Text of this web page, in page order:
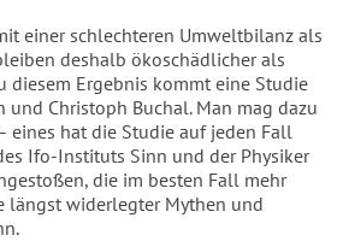
einer schlechteren Umweltbilanz als
deshalb ökoschädlicher als
diesem Ergebnis kommt eine Studie
und Christoph Buchal. Man mag dazu
eines hat die Studie auf jeden Fall
Ifo-Instituts Sinn und der Physiker
die im besten Fall mehr
längst widerlegter Mythen und